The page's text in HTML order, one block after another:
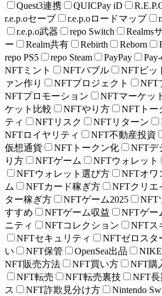
Quest3連携
QUICPay iD
r.e.p.oセーブ
r.e.p.oロードマップ
r.e.p.o武器
repo Switch Realms
ー
Realm共有 Rebirth Reborn
repo PS5
repo Steam PayPay
NFTミント
NFTバブル NFTビッ
ァン作り
NFTプロジェクト
NFT
NFTプロモーション
NFTマーケッ
ケット比較
NFTやり方 NFTトー
ティ
NFTリスク NFTリターン
NFTロイヤリティ
NFT不動産投資
仮想通貨
NFTトークン化 NFTデ
り方
NFTゲーム NFTウォレット
NFTウォレット選び方
NFTオワ
ム
NFTカード稼ぎ方 NFTクリエ
ター稼ぎ方
NFTゲーム2025 NFT
すすめ
NFTゲーム収益 NFTゲー
ニティ
NFTコレクション NFTス
NFTセキュリティ
NFTゼロスタ
い
NFT保管 OpenSea出品
NFT販売方法
NFT買い方 NFT購
NFT転売
NFT転売裏技 NFT
ス
NFT詐欺見分け方 Nintendo